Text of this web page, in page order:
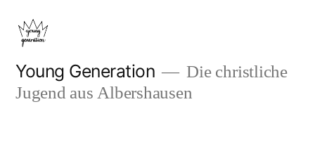
Inhalt
springen
Young Generation
Die christliche
Jugend aus Albershausen